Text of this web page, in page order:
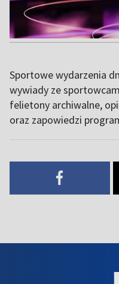
Sportowe wydarzenia
wywiady ze
felietony archiwalne,
oraz zapowiedzi